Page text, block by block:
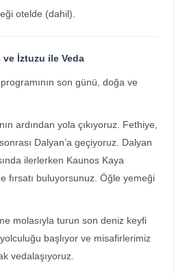
otelde (dahil).
İztuzu ile Veda
programının son günü, doğa ve
ardından yola çıkıyoruz. Fethiye,
Dalyan’a geçiyoruz. Dalyan
ilerlerken Kaunos Kaya
fırsatı buluyorsunuz. Öğle yemeği
molasıyla turun son deniz keyfi
başlıyor ve misafirlerimiz
vedalaşıyoruz.